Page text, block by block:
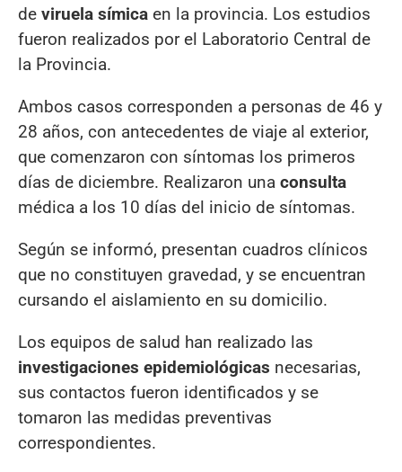
de viruela símica en la provincia. Los estudios
fueron realizados por el Laboratorio Central de
la Provincia.
Ambos casos corresponden a personas de 46 y
28 años, con antecedentes de viaje al exterior,
que comenzaron con síntomas los primeros
días de diciembre. Realizaron una consulta
médica a los 10 días del inicio de síntomas.
Según se informó, presentan cuadros clínicos
que no constituyen gravedad, y se encuentran
cursando el aislamiento en su domicilio.
Los equipos de salud han realizado las
investigaciones epidemiológicas necesarias,
sus contactos fueron identificados y se
tomaron las medidas preventivas
correspondientes.